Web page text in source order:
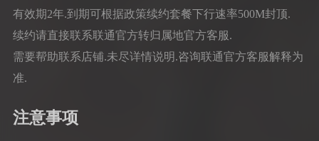
有效期2年.到期可根据政策续约套餐下行速率500M封顶.
续约请直接联系联通官方转归属地官方客服.
需要帮助联系店铺.未尽详情说明.咨询联通官方客服解释为
准.
注意事项